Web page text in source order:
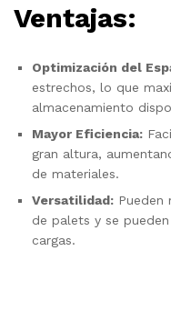
Ventajas:
Optimización del
estrechos, lo que
almacenamiento
Mayor Eficiencia:
gran altura,
de materiales.
Versatilidad: Pueden
de palets y se
cargas.